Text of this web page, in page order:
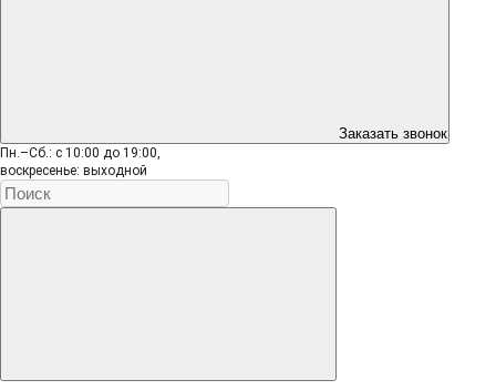
Заказать звонок
Пн.–Сб.: с 10:00 до 19:00,
воскресенье: выходной